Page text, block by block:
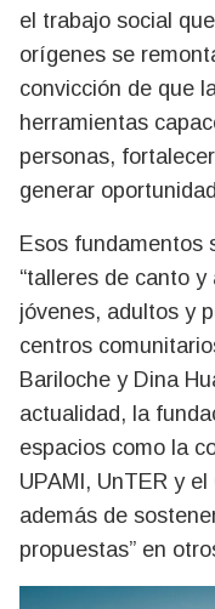
el trabajo social
orígenes se
convicción de que
herramientas
personas,
generar
Esos fundamentos
“talleres de canto
jóvenes, adultos y
centros
Bariloche y Dina
actualidad, la
espacios como la
UPAMI, UnTER y
además de
propuestas” en